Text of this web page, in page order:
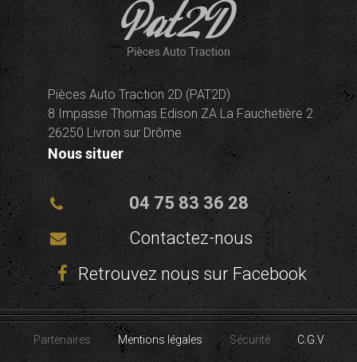
Pièces Auto Traction 2D (PAT2D)
8 Impasse Thomas Edison ZA La Fauchetière 2
26250 Livron sur Drôme
Nous situer
04 75 83 36 28
Contactez-nous
Retrouvez nous sur Facebook
Partenaires Mentions légales Sécurité C.G.V